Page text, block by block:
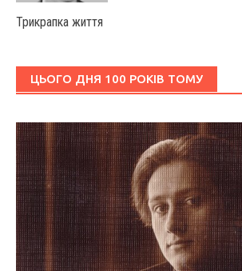
Трикрапка життя
ЦЬОГО ДНЯ 100 РОКІВ ТОМУ